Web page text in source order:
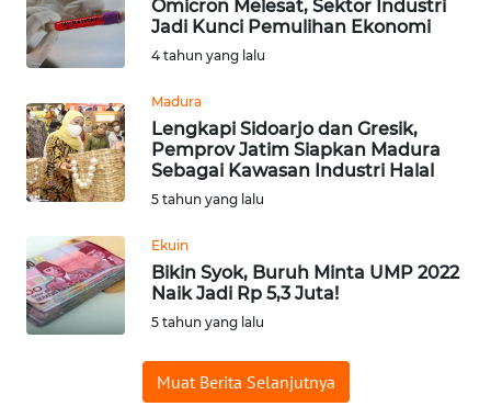
Omicron Melesat, Sektor Industri
Jadi Kunci Pemulihan Ekonomi
4 tahun yang lalu
Madura
Lengkapi Sidoarjo dan Gresik,
Pemprov Jatim Siapkan Madura
Sebagai Kawasan Industri Halal
5 tahun yang lalu
Ekuin
Bikin Syok, Buruh Minta UMP 2022
Naik Jadi Rp 5,3 Juta!
5 tahun yang lalu
Muat Berita Selanjutnya
WN
CIANJUR
WN
KEPULAUAN
SERIBU
TANGERANG
WN
BINJAI